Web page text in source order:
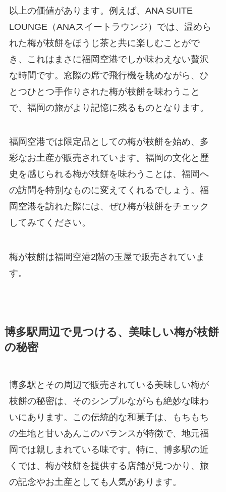
以上の価値があります。例えば、ANA SUITE
LOUNGE（ANAスイートラウンジ）では、温めら
れた梅が枝餅をほうじ茶と共に楽しむことがで
き、これはまさに福岡空港でしか味わえない贅沢
な時間です。窓際の席で飛行機を眺めながら、ひ
とつひとつ手作りされた梅が枝餅を味わうこと
で、福岡の旅がより記憶に残るものとなります。
福岡空港では限定品としての梅が枝餅を始め、多
彩なお土産が販売されています。福岡の文化と歴
史を感じられる梅が枝餅を味わうことは、福岡へ
の訪問を特別なものに変えてくれるでしょう。福
岡空港を訪れた際には、ぜひ梅が枝餅をチェック
してみてください。
梅が枝餅は福岡空港2階の玉屋で販売されていま
す。
博多駅周辺で見つける、美味しい梅が枝餅
の秘密
博多駅とその周辺で販売されている美味しい梅が
枝餅の秘密は、そのシンプルながらも絶妙な味わ
いにあります。この伝統的な和菓子は、もちもち
の生地と甘いあんこのバランスが特徴で、地元福
岡では親しまれている味です。特に、博多駅の近
くでは、梅が枝餅を提供する店舗が見つかり、旅
の記念やお土産としても人気があります。